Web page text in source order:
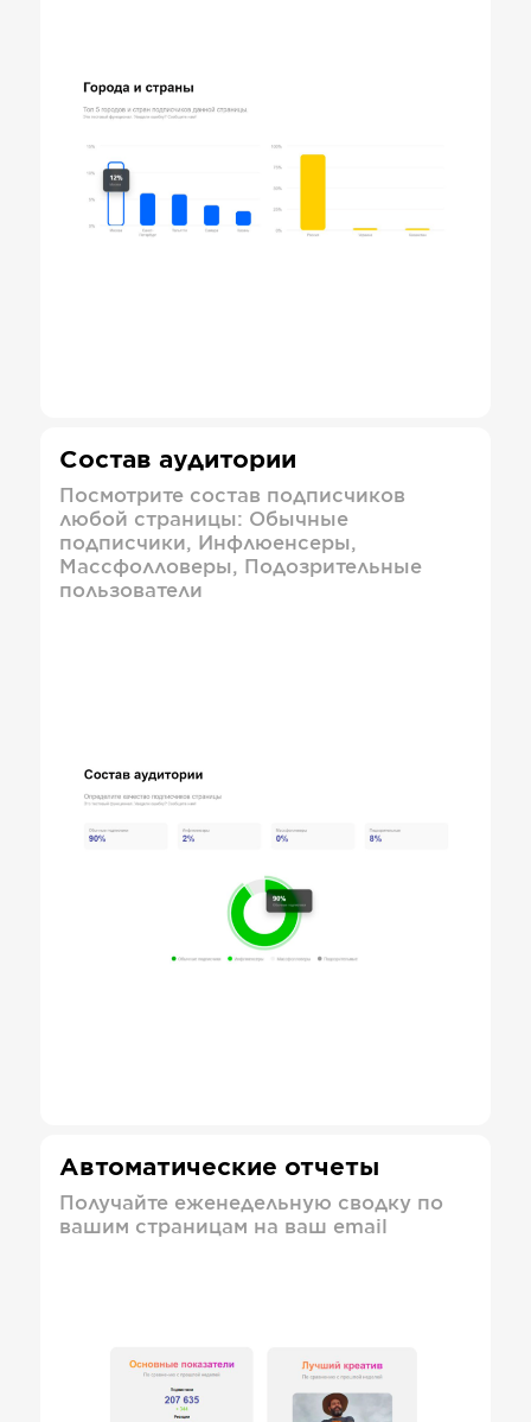
Состав аудитории
Посмотрите состав подписчиков
любой страницы: Обычные
подписчики, Инфлюенсеры,
Массфолловеры, Подозрительные
пользователи
Автоматические отчеты
Получайте еженедельную сводку по
вашим страницам на ваш email